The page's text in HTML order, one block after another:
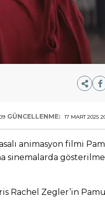
GÜNCELLENME: 17 MART 2025
animasyon filmi
sinemalarda
Rachel Zegler’in